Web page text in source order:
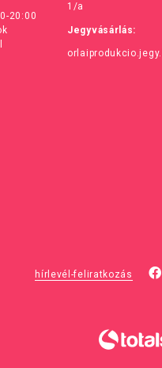
20:00
1/a
Jegyvásárlás:
hírlevél-feliratkozás